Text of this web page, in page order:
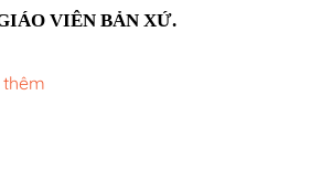
VIÊN BẢN XỨ.